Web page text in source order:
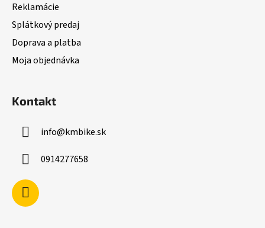
Reklamácie
Splátkový predaj
Doprava a platba
Moja objednávka
Kontakt
info@kmbike.sk
0914277658